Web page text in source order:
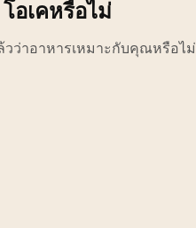
โอเคหรือไม่
ว่าอาหารเหมาะกับคุณหรือไม่